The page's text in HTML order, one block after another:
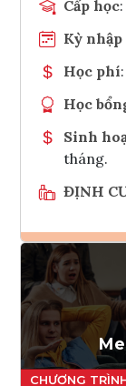
Cấp học:
Kỳ nhập
Học phí:
Học
Sinh
tháng.
ĐỊNH